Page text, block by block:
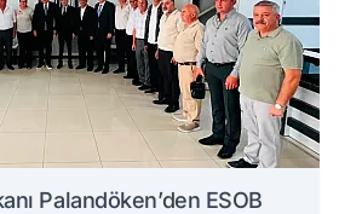
Palandöken’den ESOB